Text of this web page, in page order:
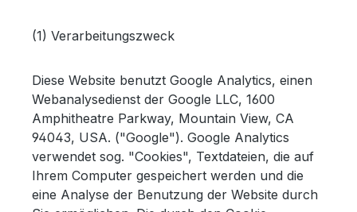
(1) Verarbeitungszweck
Diese Website benutzt Google Analytics, einen
Webanalysedienst der Google LLC, 1600
Amphitheatre Parkway, Mountain View, CA
94043, USA. ("Google"). Google Analytics
verwendet sog. "Cookies", Textdateien, die auf
Ihrem Computer gespeichert werden und die
eine Analyse der Benutzung der Website durch